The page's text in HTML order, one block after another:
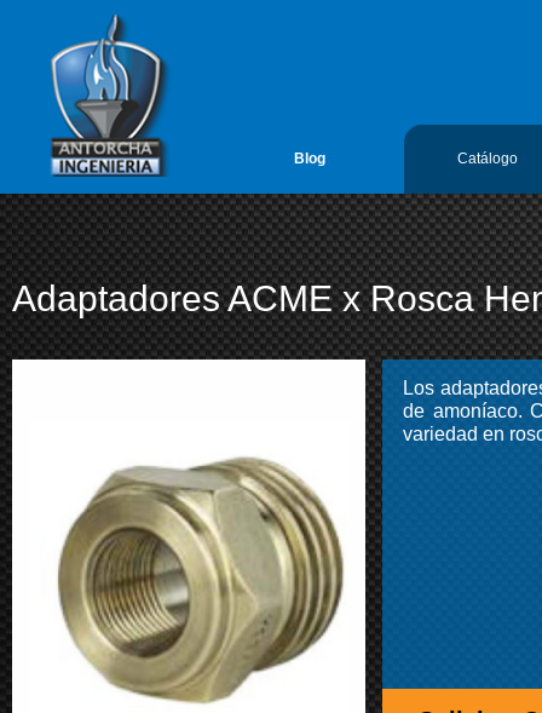
google-site-
Antorcha Ingenieria 1 Catálogo
Blog
Adaptadores ACME x Rosca
Los
de amoníaco.
variedad en